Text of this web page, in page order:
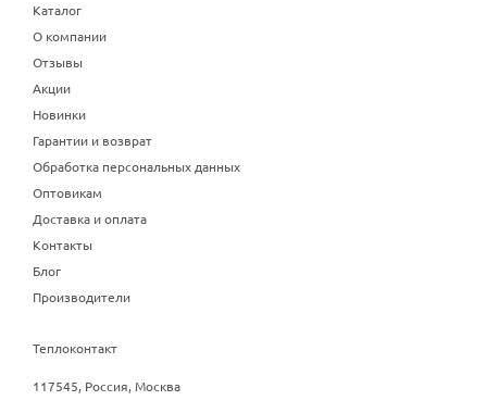
Каталог
О компании
Отзывы
Акции
Новинки
Гарантии и возврат
Обработка персональных данных
Оптовикам
Доставка и оплата
Контакты
Блог
Производители
Теплоконтакт
117545, Россия, Москва